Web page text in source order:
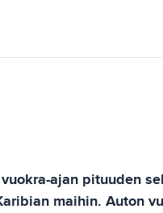
ajan pituuden
maihin. Auton